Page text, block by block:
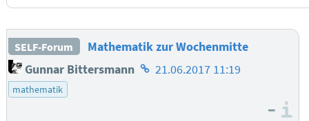
SELF-Forum
Mathematik zur Wochenmitte
Gunnar Bittersmann Homepage
21.06.2017 11:19
mathematik
–